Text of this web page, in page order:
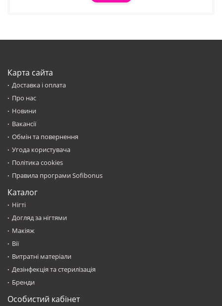
Карта сайта
Доставка і оплата
Про нас
Новини
Вакансії
Обмін та повернення
Угода користувача
Політика cookies
Правила програми Sofibonus
Каталог
Нігті
Догляд за нігтями
Макіяж
Вії
Витратні матеріали
Дезінфекція та стерилізація
Бренди
Особистий кабінет